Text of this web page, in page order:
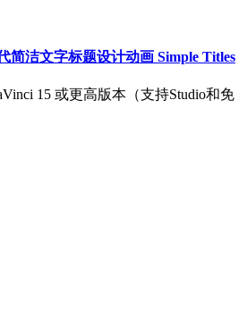
简洁文字标题设计动画 Simple Titles
15 或更高版本（支持Studio和免